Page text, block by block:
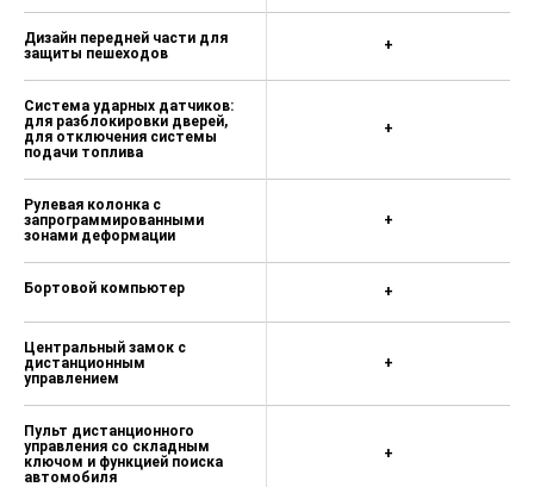
Дизайн передней части для
защиты пешеходов
Система ударных датчиков:
для разблокировки дверей,
для отключения системы
подачи топлива
Рулевая колонка с
запрограммированными
зонами деформации
Бортовой компьютер
Центральный замок с
дистанционным
управлением
Пульт дистанционного
управления со складным
ключом и функцией поиска
автомобиля
+
+
+
+
+
+